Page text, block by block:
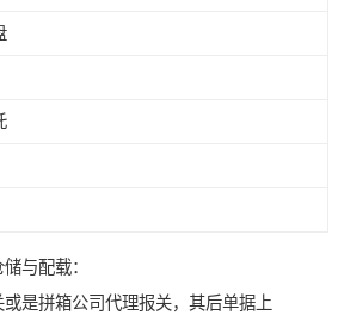
与配载：
是拼箱公司代理报关，其后单据上